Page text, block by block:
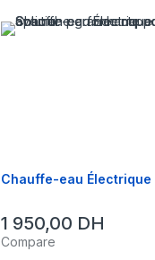
Chauffe-eau Électrique
1 950,00 DH
Compare